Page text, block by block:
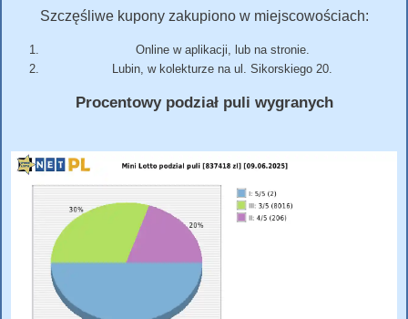
Szczęśliwe kupony zakupiono w miejscowościach:
Online w aplikacji, lub na stronie.
Lubin, w kolekturze na ul. Sikorskiego 20.
Procentowy podział puli wygranych